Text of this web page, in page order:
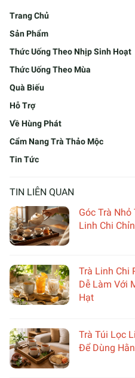
Trang Chủ
Sản Phẩm
Thức Uống Theo Nhịp Sinh Hoạt
Thức Uống Theo Mùa
Quà Biếu
Hỗ Trợ
Về Hùng Phát
Cẩm Nang Trà Thảo Mộc
Tin Tức
TIN LIÊN QUAN
Góc Trà Nhỏ
Linh Chi
Trà Linh Chi
Dễ Làm Với
Hạt
Trà Túi Lọc
Để Dùng